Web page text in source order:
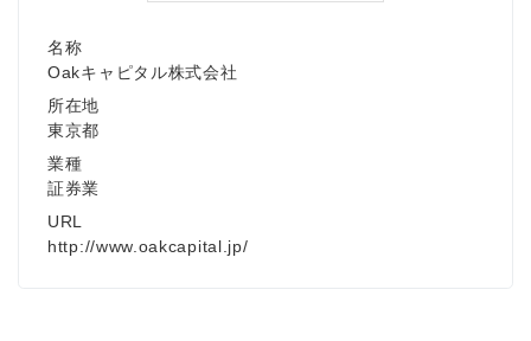
名称
Oakキャピタル株式会社
所在地
東京都
業種
証券業
URL
http://www.oakcapital.jp/